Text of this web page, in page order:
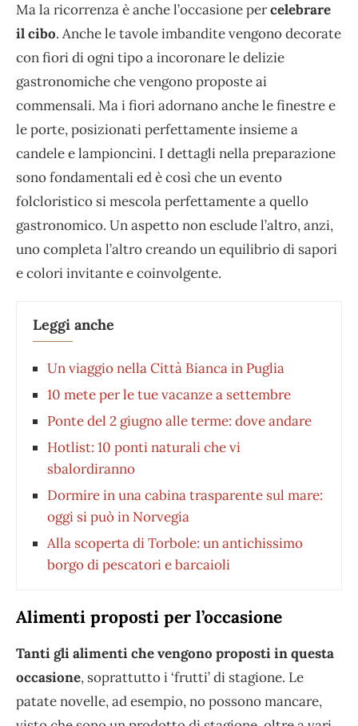
Ma la ricorrenza è anche l’occasione percelebrare
il cibo. Anche le tavole imbandite vengono decorate
con fiori di ogni tipo a incoronare le delizie
gastronomiche che vengono proposte ai
commensali. Ma i fiori adornano anche le finestre e
le porte, posizionati perfettamente insieme a
candele e lampioncini. I dettagli nella preparazione
sono fondamentali ed è così che un evento
folcloristico si mescola perfettamente a quello
gastronomico. Un aspetto non esclude l’altro, anzi,
uno completa l’altro creando un equilibrio di sapori
e colori invitante e coinvolgente.
Leggi anche
Un viaggio nella Città Bianca in Puglia
10 mete per le tue vacanze a settembre
Ponte del 2 giugno alle terme: dove andare
Hotlist: 10 ponti naturali che vi
sbalordiranno
Dormire in una cabina trasparente sul mare:
oggi si può in Norvegia
Alla scoperta di Torbole: un antichissimo
borgo di pescatori e barcaioli
Alimenti proposti per l’occasione
Tanti gli alimenti che vengono proposti in questa
occasione, soprattutto i ‘frutti’ di stagione. Le
patate novelle, ad esempio, no possono mancare,